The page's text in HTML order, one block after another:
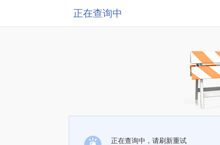
正在查询中
正在查询中，请刷新重试